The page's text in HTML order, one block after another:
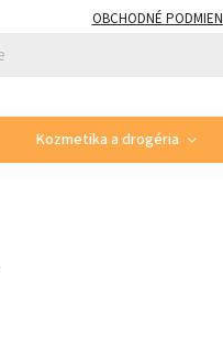
OBCHODNÉ
Kozmetika a drogéria